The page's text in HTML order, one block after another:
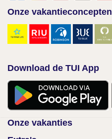
Onze vakantieconcepten
Download de TUI App
Onze vakanties